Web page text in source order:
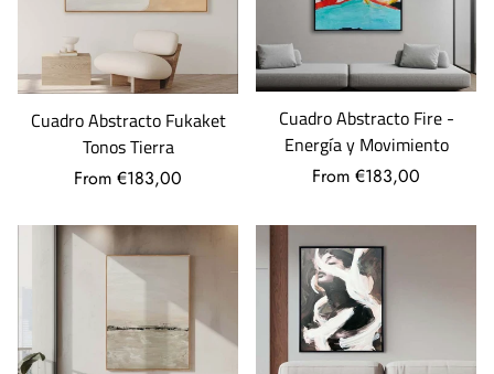
Cuadro Abstracto Fukaket
Tonos Tierra
From €183,00
Cuadro Abstracto Fire -
Energía y Movimiento
From €183,00